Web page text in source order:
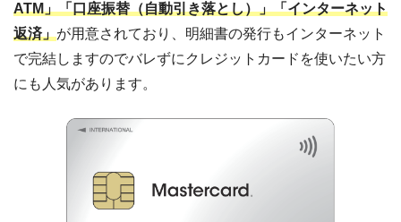
ATM」「口座振替（自動引き落とし）」「インターネット
返済」が用意されており、明細書の発行もインターネット
で完結しますのでバレずにクレジットカードを使いたい方
にも人気があります。